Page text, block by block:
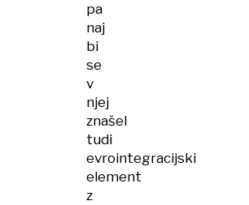
pa
naj
bi
se
v
njej
znašel
tudi
evrointegracijski
element
z